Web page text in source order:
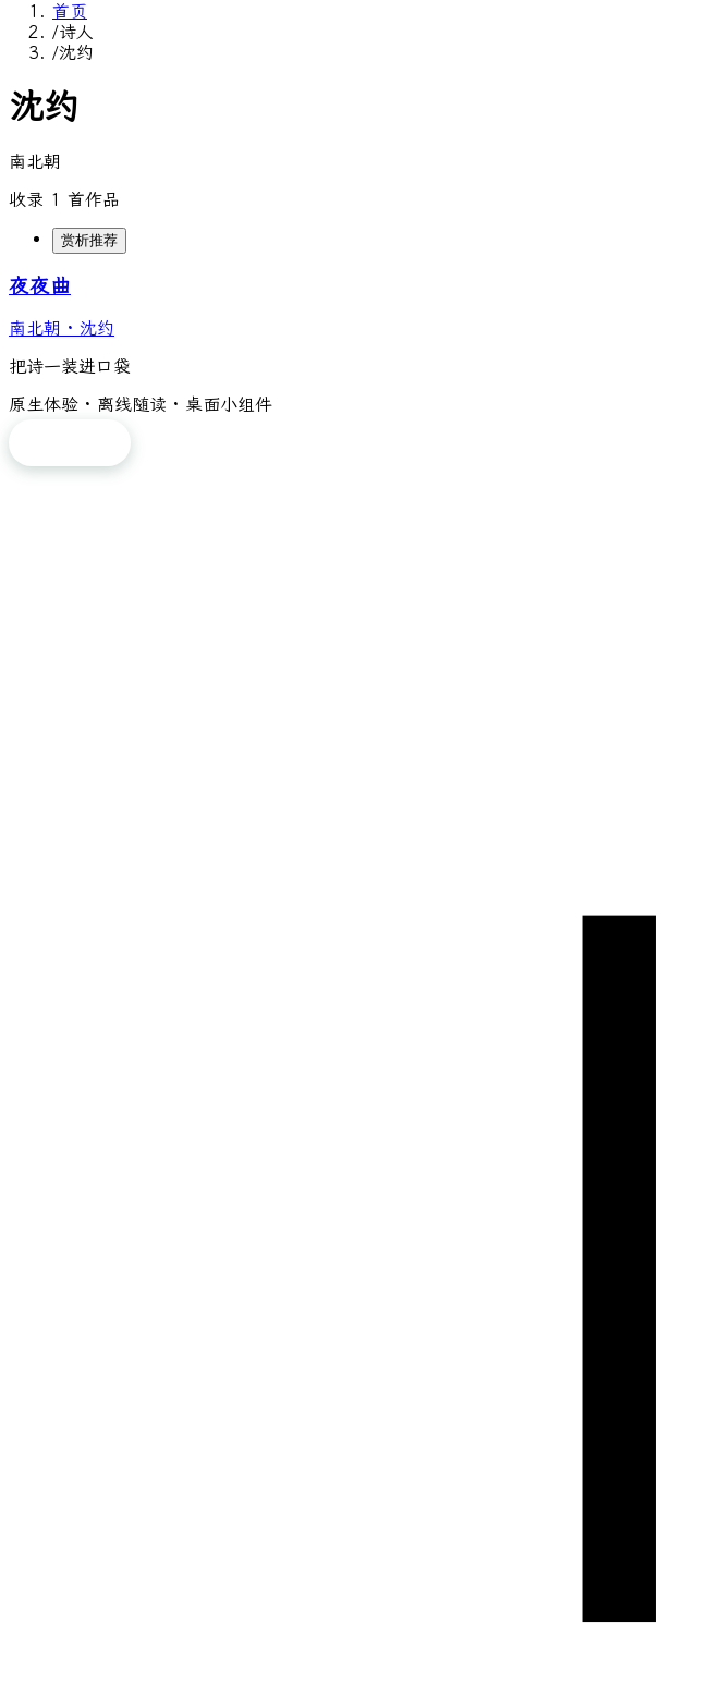
首页
/诗人
/沈约
沈约
南北朝
收录 1 首作品
赏析推荐
夜夜曲
南北朝 · 沈约
把诗一装进口袋
原生体验 · 离线随读 · 桌面小组件